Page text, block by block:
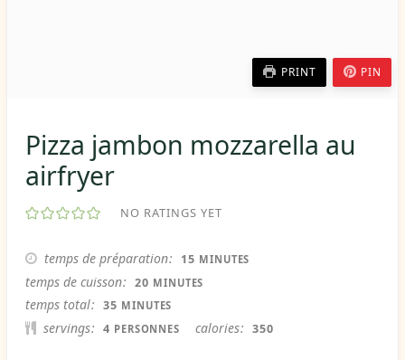
PRINT PIN
Pizza jambon mozzarella au
airfryer
NO RATINGS YET
temps de préparation 15 MINUTES
MINUTES
temps de cuisson 20 MINUTES
MINUTES
temps total 35 MINUTES
MINUTES
servings 4 PERSONNES calories 350